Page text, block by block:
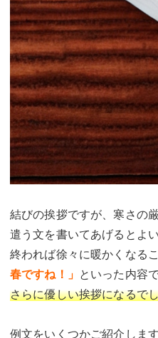
結びの挨拶ですが、寒さの
遣う文を書いてあげるとよ
終われば徐々に暖かくなる
春ですね！」 といった内容
さらに優しい挨拶になるで
例文をいくつかご紹介します